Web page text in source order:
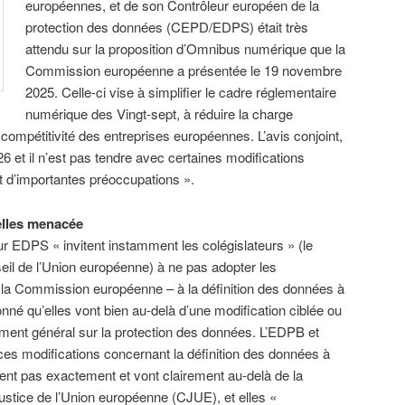
européennes, et de son Contrôleur européen de la
protection des données (CEPD/EDPS) était très
attendu sur la proposition d’Omnibus numérique que la
Commission européenne a présentée le 19 novembre
2025. Celle-ci vise à simplifier le cadre réglementaire
numérique des Vingt-sept, à réduire la charge
des entreprises européennes. L’avis conjoint,
et il n’est pas tendre avec certaines modifications
préoccupations ».
menacée
EDPS « invitent instamment les colégislateurs » (le
de l’Union européenne) à ne pas adopter les
Commission européenne – à la définition des données à
qu’elles vont bien au-delà d’une modification ciblée ou
général sur la protection des données. L’EDPB et
modifications concernant la définition des données à
pas exactement et vont clairement au-delà de la
de l’Union européenne (CJUE), et elles «